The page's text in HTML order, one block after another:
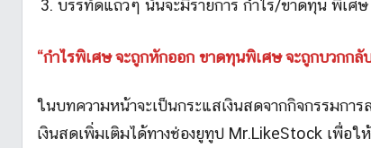
บรรทัดแถวๆ นั้นจะมีรายการ กำไร/ขาดทุน พิเศษ
“กำไรพิเศษ จะถูกหักออก ขาดทุนพิเศษ จะถูกบวกกลั
ในบทความหน้าจะเป็นกระแสเงินสดจากกิจกรรมกา
เงินสดเพิ่มเติมได้ทางช่องยูทูป Mr.LikeStock เพื่อใ